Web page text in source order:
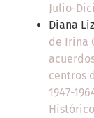
Julio-
Diana
de Irina
centros
1947-